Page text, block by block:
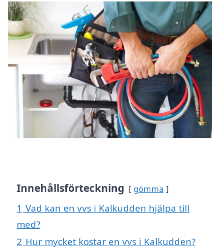
Innehållsförteckning gömma
1 Vad kan en vvs i Kalkudden hjälpa till
med?
2 Hur mycket kostar en vvs i Kalkudden?